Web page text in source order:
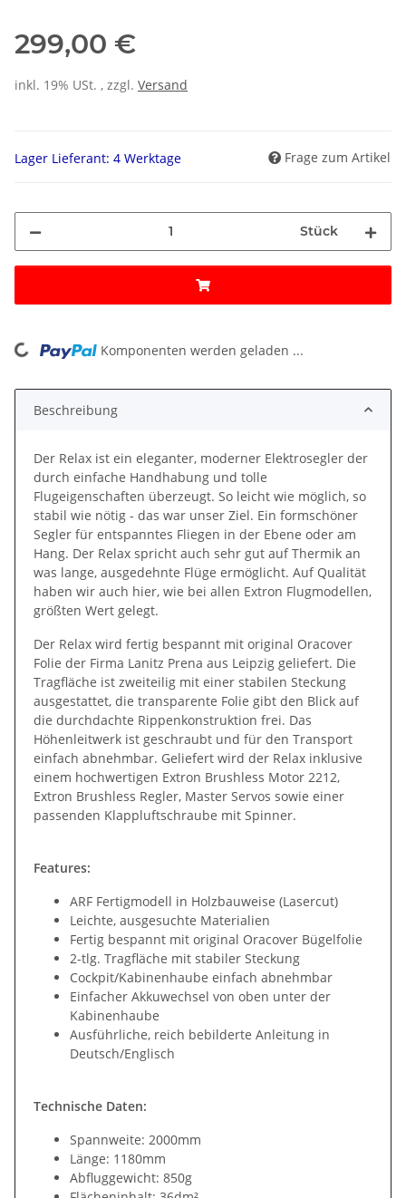
299,00 €
inkl. 19% USt. , zzgl. Versand
Lager Lieferant: 4 Werktage Frage zum Artikel
Stück
Komponenten werden geladen ...
Beschreibung
Der Relax ist ein eleganter, moderner Elektrosegler der
durch einfache Handhabung und tolle
Flugeigenschaften überzeugt. So leicht wie möglich, so
stabil wie nötig - das war unser Ziel. Ein formschöner
Segler für entspanntes Fliegen in der Ebene oder am
Hang. Der Relax spricht auch sehr gut auf Thermik an
was lange, ausgedehnte Flüge ermöglicht. Auf Qualität
haben wir auch hier, wie bei allen Extron Flugmodellen,
größten Wert gelegt.
Der Relax wird fertig bespannt mit original Oracover
Folie der Firma Lanitz Prena aus Leipzig geliefert. Die
Tragfläche ist zweiteilig mit einer stabilen Steckung
ausgestattet, die transparente Folie gibt den Blick auf
die durchdachte Rippenkonstruktion frei. Das
Höhenleitwerk ist geschraubt und für den Transport
einfach abnehmbar. Geliefert wird der Relax inklusive
einem hochwertigen Extron Brushless Motor 2212,
Extron Brushless Regler, Master Servos sowie einer
passenden Klappluftschraube mit Spinner.
Features:
ARF Fertigmodell in Holzbauweise (Lasercut)
Leichte, ausgesuchte Materialien
Fertig bespannt mit original Oracover Bügelfolie
2-tlg. Tragfläche mit stabiler Steckung
Cockpit/Kabinenhaube einfach abnehmbar
Einfacher Akkuwechsel von oben unter der
Kabinenhaube
Ausführliche, reich bebilderte Anleitung in
Deutsch/Englisch
Technische Daten:
Spannweite: 2000mm
Länge: 1180mm
Abfluggewicht: 850g